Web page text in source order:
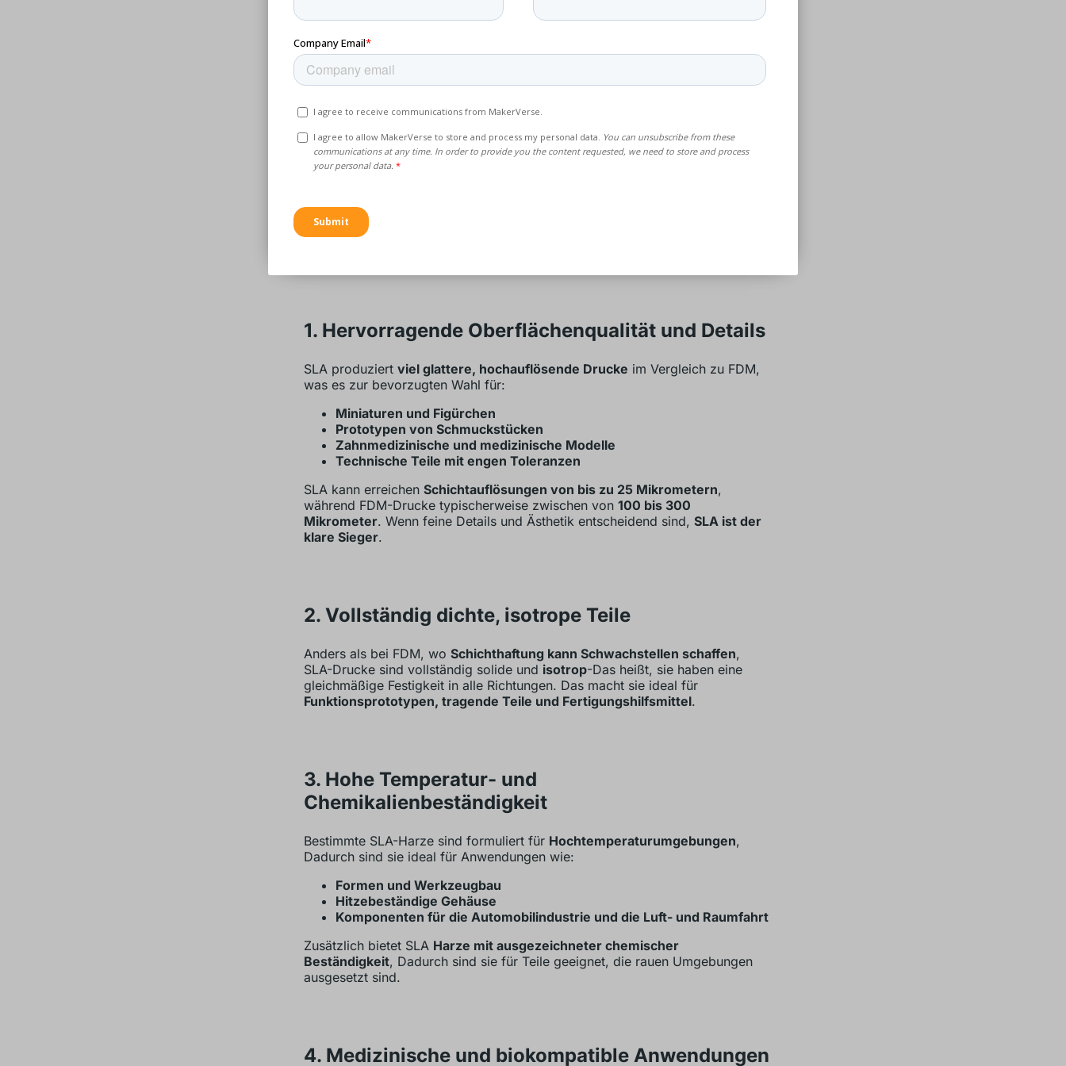
ist besonders nützlich in Branchen wieLuft- und Raumfahrt und
Wann sollte man sich für SLA statt FDM
entscheiden?
Der SLA-Druck ist bekannt für
Oberflächen und hochpräzise Teile
Hochleistungsmaterialien oder extreme Genauigkeit
1. Hervorragende Oberflächenqualität und Details
SLA produziert viel glattere, hochauflösende Drucke im Vergleich zu FDM,
was es zur bevorzugten Wahl für:
Miniaturen und Figürchen
Prototypen von Schmuckstücken
Zahnmedizinische und medizinische Modelle
Technische Teile mit engen Toleranzen
SLA kann erreichen Schichtauflösungen von bis zu 25 Mikrometern,
während FDM-Drucke typischerweise zwischen von 100 bis 300
Mikrometer. Wenn feine Details und Ästhetik entscheidend sind, SLA ist der
klare Sieger.
2. Vollständig dichte, isotrope Teile
Anders als bei FDM, wo Schichthaftung kann Schwachstellen schaffen,
SLA-Drucke sind vollständig solide und isotrop-Das heißt, sie haben eine
gleichmäßige Festigkeit in alle Richtungen. Das macht sie ideal für
Funktionsprototypen, tragende Teile und Fertigungshilfsmittel.
3. Hohe Temperatur- und
Chemikalienbeständigkeit
Bestimmte SLA-Harze sind formuliert für Hochtemperaturumgebungen,
Dadurch sind sie ideal für Anwendungen wie:
Formen und Werkzeugbau
Hitzebeständige Gehäuse
Komponenten für die Automobilindustrie und die Luft- und Raumfahrt
Zusätzlich bietet SLA Harze mit ausgezeichneter chemischer
Beständigkeit, Dadurch sind sie für Teile geeignet, die rauen Umgebungen
ausgesetzt sind.
4. Medizinische und biokompatible Anwendungen